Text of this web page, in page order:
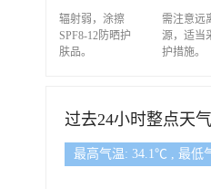
辐射弱，涂擦
SPF8-12防晒护
肤品。
需注意远
源，适当
护措施。
过去24小时整点天
最高气温: 34.1℃ , 最低